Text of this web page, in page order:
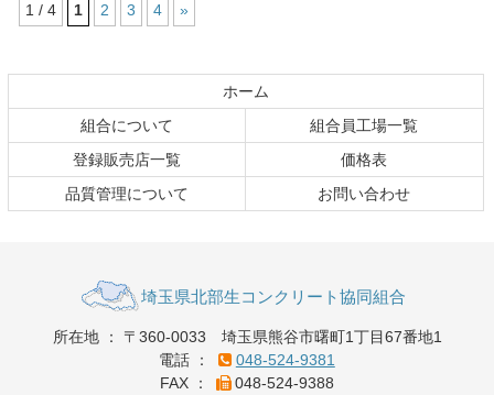
1 / 4 1 2 3 4
»
ン
文
の
へ
ホーム
組合について
組合員工場一覧
登録販売店一覧
価格表
品質管理について
お問い合わせ
埼玉県北部生コンク
リート協同組合
所在地 ： 〒360-0033 埼玉県熊谷市曙町1丁目67番地1
電話
：
048-524-9381
FAX
： 048-524-9388